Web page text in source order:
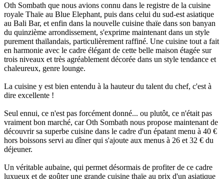
Oth Sombath que nous avions connu dans le registre de la cuisine
royale Thaïe au Blue Elephant, puis dans celui du sud-est asiatique
au Bali Bar, et enfin dans la nouvelle cuisine thaïe dans son banyan
du quinzième arrondissement, s'exprime maintenant dans un style
purement thaïlandais, particulièrement raffiné. Une cuisine tout a fait
en harmonie avec le cadre élégant de cette belle maison étagée sur
trois niveaux et très agréablement décorée dans un style tendance et
chaleureux, genre lounge.
La cuisine y est bien entendu à la hauteur du talent du chef, c'est à
dire excellente !
Seul ennui, ce n'est pas forcément donné... ou plutôt, ce n'était pas
vraiment bon marché, car Oth Sombath nous propose maintenant de
découvrir sa superbe cuisine dans le cadre d'un épatant menu à 40 €
hors boissons servi au dîner qui s'ajoute aux menus à 26 et 32 € du
déjeuner.
Un véritable aubaine, qui permet désormais de profiter de ce cadre
luxueux et de goûter une grande cuisine thaïe au prix d'un asiatique